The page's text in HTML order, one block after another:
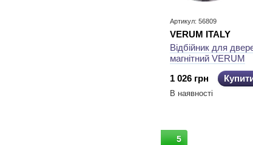
Артикул: 56809
VERUM ITALY
Відбійник для
магнітний VERUM
1 026 грн
В наявності
5